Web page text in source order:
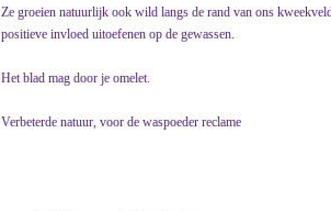
Ze groeien natuurlijk ook wild langs de rand van ons
positieve invloed uitoefenen op de gewassen.
Het blad mag door je omelet.
Verbeterde natuur, voor de waspoeder reclame